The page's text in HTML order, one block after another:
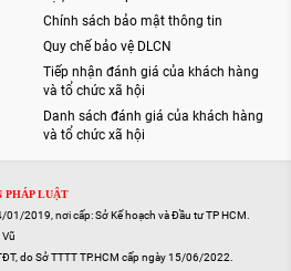
Chính sách bảo mật thông tin
Quy chế bảo vệ DLCN
Tiếp nhận đánh giá của khách hàng
và tổ chức xã hội
Danh sách đánh giá của khách hàng
và tổ chức xã hội
PHÁP LUẬT
2019, nơi cấp: Sở Kế hoạch và Đầu tư TP HCM.
do Sở TTTT TP.HCM cấp ngày 15/06/2022.